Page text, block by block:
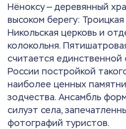
Нёноксу — деревянный
высоком берегу: Троицкая
Никольская церковь и
колокольня.
считается единственной
России постройкой
наиболее ценных
зодчества. Ансамбль
силуэт села,
фотографий туристов.